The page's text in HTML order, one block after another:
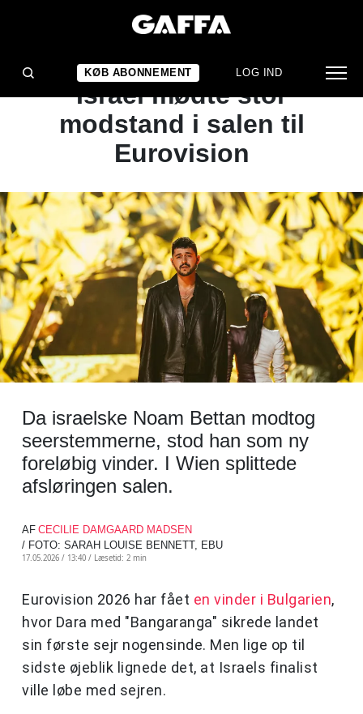
KØB ABONNEMENT LOG IND
NYHED
Det så du ikke på tv:
Israel mødte stor
modstand i salen til
Eurovision
Da israelske Noam Bettan modtog
seerstemmerne, stod han som ny
foreløbig vinder. I Wien splittede
afsløringen salen.
AF CECILIE DAMGAARD MADSEN
/ FOTO: SARAH LOUISE BENNETT, EBU
17.05.2026 / 13:40 / Læsetid: 2 min
Eurovision 2026 har fået en vinder i Bulgarien,
hvor Dara med "Bangaranga" sikrede landet
sin første sejr nogensinde. Men lige op til
sidste øjeblik lignede det, at Israels finalist
ville løbe med sejren.